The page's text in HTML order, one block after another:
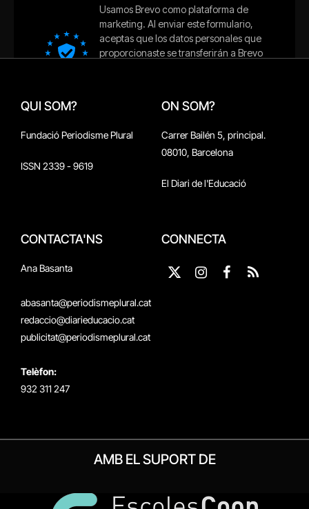
QUI SOM?
Fundació Periodisme Plural
ISSN 2339 - 9619
ON SOM?
Carrer Bailén 5, principal.
08010, Barcelona
El Diari de l'Educació
CONTACTA'NS
Ana Basanta
abasanta@periodismeplural.cat
redaccio@diarieducacio.cat
publicitat@periodismeplural.cat
Telèfon:
932 311 247
CONNECTA
X
Instagram
Facebook
RSS
AMB EL SUPORT DE